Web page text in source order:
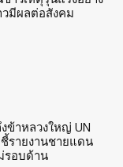
มีผลต่อสังคม
ข้าหลวงใหญ่ UN
รายงานชายแดน
รอบด้าน